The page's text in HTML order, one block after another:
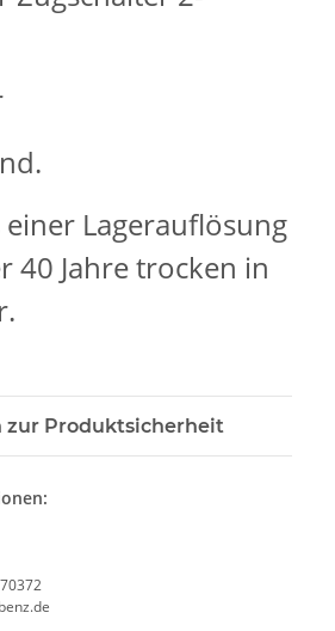
Lagerauflösung
40 Jahre trocken in
zur Produktsicherheit